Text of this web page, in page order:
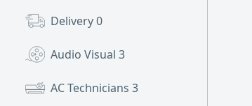
Delivery0
Audio Visual 3
AC Technicians 3